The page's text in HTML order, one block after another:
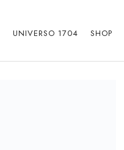
UNIVERSO 1704 SHOP